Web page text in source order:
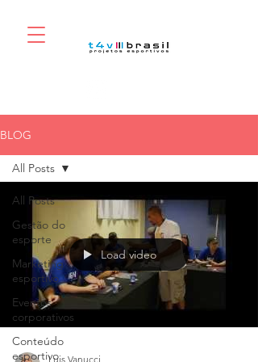
BLOG
All Posts
Gestão do
esporte
Marketing
esportivo
Eventos
corporativos
Conteúdo
esportivo
All Posts
Load video
Luis Vanucci